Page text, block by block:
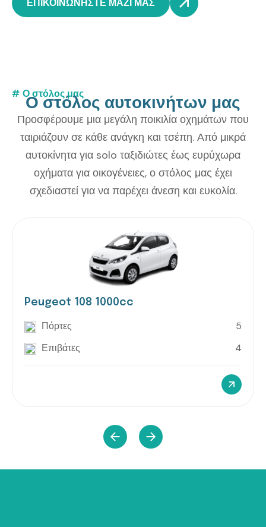
ΕΠΙΚΟΙΝΩΝΗΣΤΕ ΜΑΖΙ ΜΑΣ
# Ο στόλος μας
Ο στόλος αυτοκινήτων μας
Προσφέρουμε μια μεγάλη ποικιλία οχημάτων που
ταιριάζουν σε κάθε ανάγκη και τσέπη. Από μικρά
αυτοκίνητα για solo ταξιδιώτες έως ευρύχωρα
οχήματα για οικογένειες, ο στόλος μας έχει
σχεδιαστεί για να παρέχει άνεση και ευκολία.
Peugeot 108 1000cc
Πόρτες
5
Επιβάτες
4